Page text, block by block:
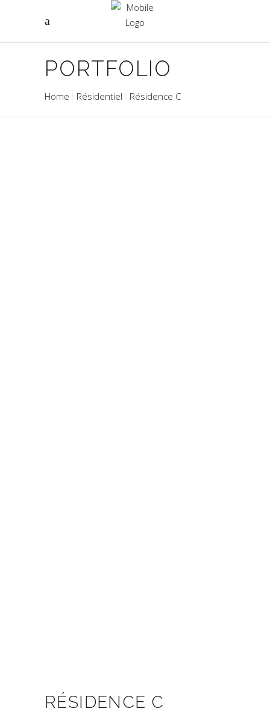
PORTFOLIO
Home Résidentiel Résidence C
RÉSIDENCE C